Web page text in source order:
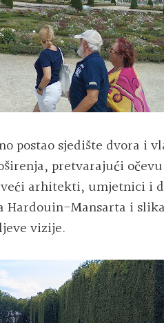
postao sjedište dvora i
pretvarajući
arhitekti, umjetnici i
Hardouin-Mansarta i
vizije.